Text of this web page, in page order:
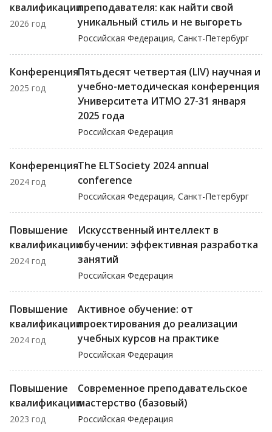
квалификации
2026 год
преподавателя: как найти свой
уникальный стиль и не выгореть
Российская Федерация, Санкт-Петербург
Конференция
2025 год
Пятьдесят четвертая (LIV) научная и
учебно-методическая конференция
Университета ИТМО 27-31 января
2025 года
Российская Федерация
Конференция
2024 год
The ELTSociety 2024 annual
conference
Российская Федерация, Санкт-Петербург
Повышение
квалификации
2024 год
Искусственный интеллект в
обучении: эффективная разработка
занятий
Российская Федерация
Повышение
квалификации
2024 год
Активное обучение: от
проектирования до реализации
учебных курсов на практике
Российская Федерация
Повышение
квалификации
2023 год
Современное преподавательское
мастерство (базовый)
Российская Федерация